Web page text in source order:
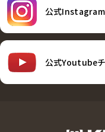
公式Instagram
公式Youtube